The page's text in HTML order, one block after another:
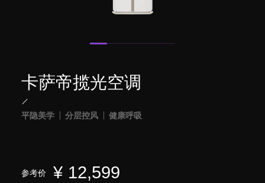
卡萨帝揽光空调
平隐美学 分层控风 健康呼吸
参考价 ¥ 12,599